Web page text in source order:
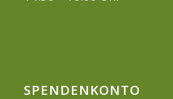
SPENDENKONTO